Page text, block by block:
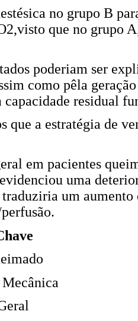
no grupo B
que no grupo
poderiam ser
como pêla
capacidade residual
que a estratégia de
em pacientes
uma
um aumento